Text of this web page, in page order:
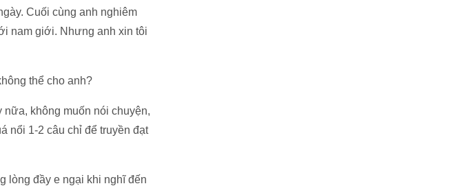
Cuối cùng anh nghiêm
nam giới. Nhưng anh xin tôi
thể cho anh?
không muốn nói chuyện,
nổi 1-2 câu chỉ để truyền đạt
lòng đầy e ngại khi nghĩ đến